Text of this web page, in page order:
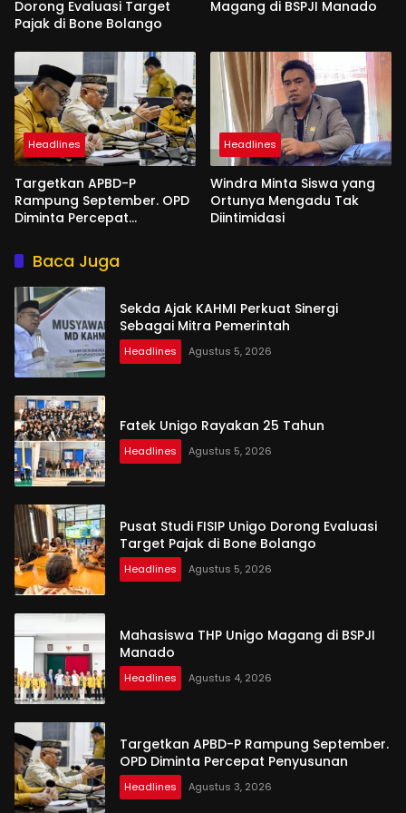
Dorong Evaluasi Target
Pajak di Bone Bolango
Magang di BSPJI Manado
Headlines
Targetkan APBD-P
Rampung September. OPD
Diminta Percepat
Headlines
Windra Minta Siswa yang
Ortunya Mengadu Tak
Diintimidasi
Baca Juga
Sekda Ajak KAHMI Perkuat Sinergi
Sebagai Mitra Pemerintah
Headlines Agustus 5, 2026
Fatek Unigo Rayakan 25 Tahun
Headlines Agustus 5, 2026
Pusat Studi FISIP Unigo Dorong Evaluasi
Target Pajak di Bone Bolango
Headlines Agustus 5, 2026
Mahasiswa THP Unigo Magang di BSPJI
Manado
Headlines Agustus 4, 2026
Targetkan APBD-P Rampung September.
OPD Diminta Percepat Penyusunan
Headlines Agustus 3, 2026